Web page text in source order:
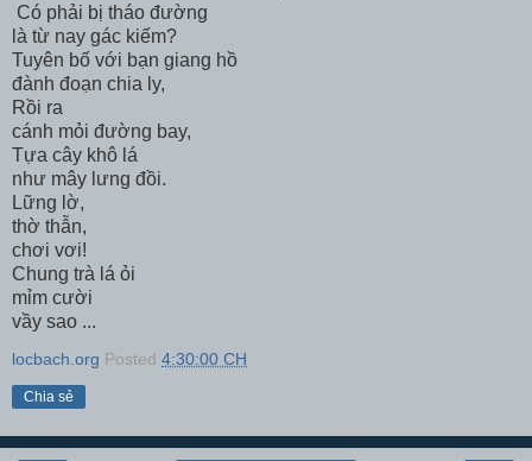
Có phải bị tháo đường
là từ nay gác kiếm?
Tuyên bố với bạn giang hồ
đành đoạn chia ly,
Rồi ra
cánh mỏi đường bay,
Tựa cây khô lá
như mây lưng đồi.
Lững lờ,
thờ thẫn,
chơi vơi!
Chung trà lá ỏi
mỉm cười
vầy sao ...
locbach.org Posted 4:30:00 CH
Chia sẻ